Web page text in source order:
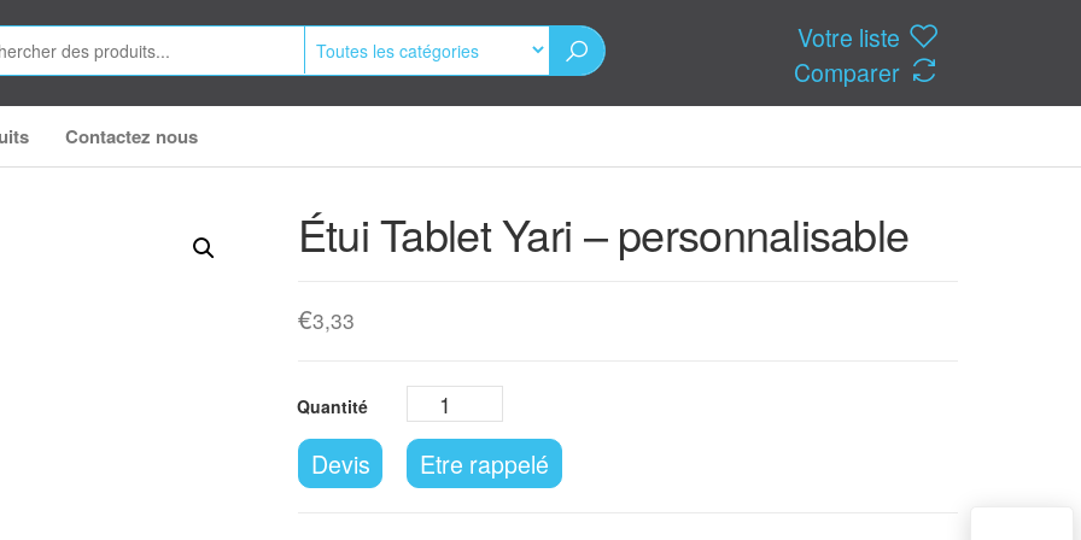
Votre liste
Comparer
Contactez nous
Étui Tablet Yari – personnalisable
€3,33
Devis Etre rappelé